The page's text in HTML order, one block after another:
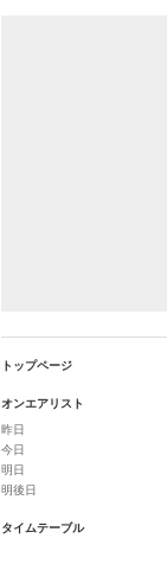
トップページ
オンエアリスト
昨日
今日
明日
明後日
タイムテーブル